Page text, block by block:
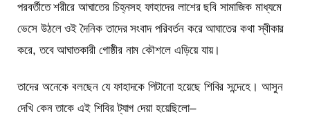
পরবর্তীতে শরীরে আঘাতের চিহ্নসহ ফাহাদের লাশের ছবি সামাজিক মাধ্যমে
ভেসে উঠলে ওই দৈনিক তাদের সংবাদ পরিবর্তন করে আঘাতের কথা স্বীকার
করে, তবে আঘাতকারী গোষ্ঠীর নাম কৌশলে এড়িয়ে যায়।
তাদের অনেকে বলছেন যে ফাহাদকে পিটানো হয়েছে শিবির সন্দেহে। আসুন
দেখি কেন তাকে এই শিবির ট্যাগ দেয়া হয়েছিলো–